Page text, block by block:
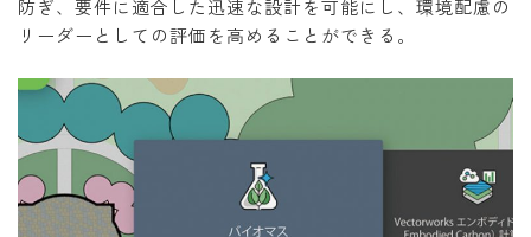
防ぎ、要件に適合した迅速な設計を可能にし、環境配慮の
リーダーとしての評価を高めることができる。